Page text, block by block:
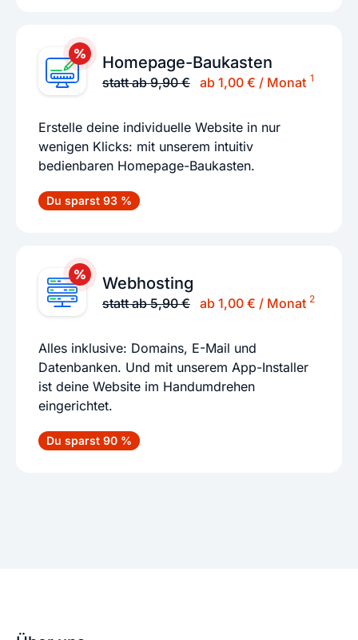
Homepage-Baukasten
statt ab 9,90 € ab 1,00 € / Monat 1
Erstelle deine individuelle Website in nur
wenigen Klicks: mit unserem intuitiv
bedienbaren Homepage-Baukasten.
Du sparst 93 %
Webhosting
statt ab 5,90 € ab 1,00 € / Monat 2
Alles inklusive: Domains, E-Mail und
Datenbanken. Und mit unserem App-Installer
ist deine Website im Handumdrehen
eingerichtet.
Du sparst 90 %